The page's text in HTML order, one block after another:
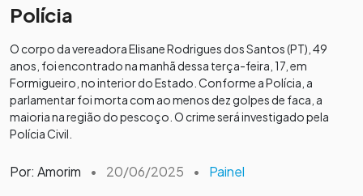
Polícia
O corpo da vereadora Elisane Rodrigues dos Santos (PT), 49
anos, foi encontrado na manhã dessa terça-feira, 17, em
Formigueiro, no interior do Estado. Conforme a Polícia, a
parlamentar foi morta com ao menos dez golpes de faca, a
maioria na região do pescoço. O crime será investigado pela
Polícia Civil.
Por: Amorim • 20/06/2025 • Painel